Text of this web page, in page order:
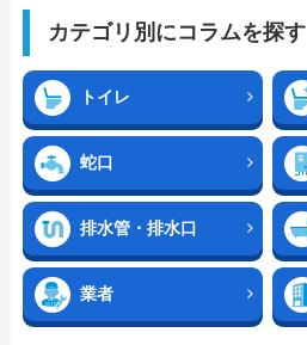
カテゴリ別にコラムを探す
トイレ
蛇口
排水管・排水口
業者